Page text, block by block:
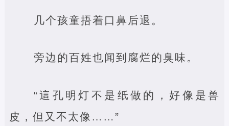
几个孩童捂着口鼻后退。
旁边的百姓也闻到腐烂的臭味。
“這孔明灯不是纸做的，好像是兽
皮，但又不太像……”